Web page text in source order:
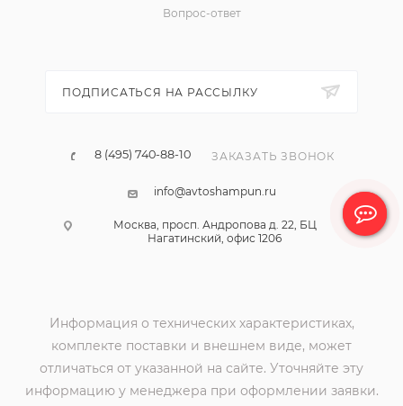
Вопрос-ответ
ПОДПИСАТЬСЯ НА РАССЫЛКУ
8 (495) 740-88-10 ЗАКАЗАТЬ ЗВОНОК
info@avtoshampun.ru
Москва, просп. Андропова д. 22, БЦ
Нагатинский, офис 1206
Информация о технических характеристиках,
комплекте поставки и внешнем виде, может
отличаться от указанной на сайте. Уточняйте эту
информацию у менеджера при оформлении заявки.